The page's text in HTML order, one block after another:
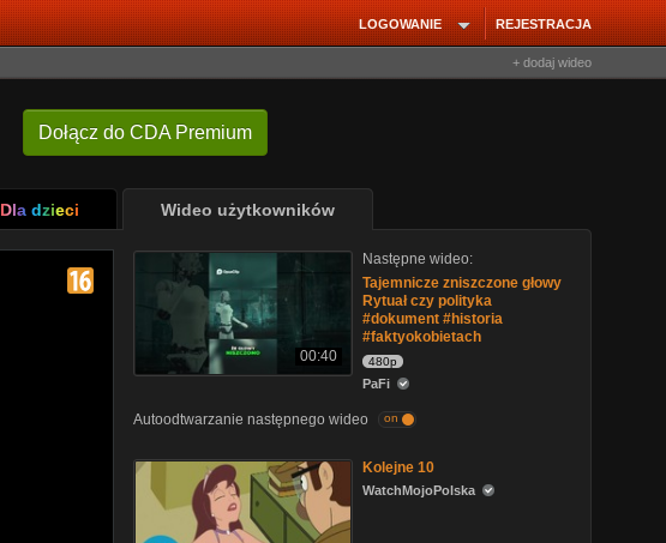
REJESTRACJA
LOGOWANIE
+ dodaj wideo
Dołącz do CDA Premium
Dla dzieci Wideo użytkowników
00:40
Następne wideo:
Tajemnicze zniszczone głowy
Rytuał czy polityka
#dokument #historia
#faktyokobietach
480p
PaFi
Autoodtwarzanie następnego wideo on
Kolejne 10
WatchMojoPolska